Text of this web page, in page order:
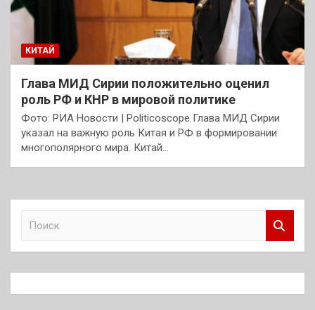
КИТАЙ
Глава МИД Сирии положительно оценил
роль РФ и КНР в мировой политике
Фото: РИА Новости | Рoliticoscope Глава МИД Сирии
указал на важную роль Китая и РФ в формировании
многополярного мира. Китай…
к